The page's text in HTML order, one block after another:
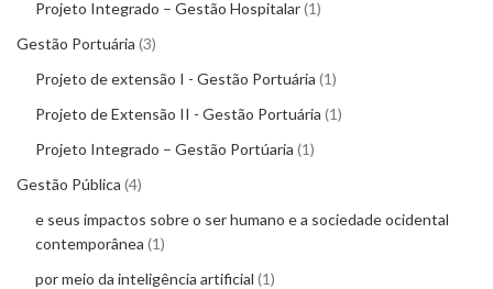
Projeto Integrado – Gestão Hospitalar 1
Gestão Portuária 3
Projeto de extensão I - Gestão Portuária 1
Projeto de Extensão II - Gestão Portuária 1
Projeto Integrado – Gestão Portúaria 1
Gestão Pública 4
e seus impactos sobre o ser humano e a sociedade ocidental
contemporânea 1
por meio da inteligência artificial 1